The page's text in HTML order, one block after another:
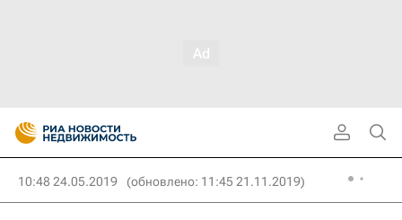
10:48 24.05.2019 (обновлено: 11:45 21.11.2019)